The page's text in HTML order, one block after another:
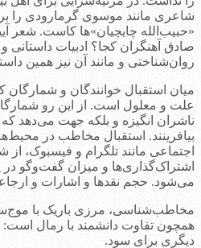
شاعری مانند موسوی گرمارودی را
«حبیب‌الله چایچیان‌»ها کاست. شعر
صادق آهنگران کجا؟ ادبیات
روان‌شناختی و مانند آن نیز همین
میان استقبال خوانندگان و شمارگان
علت و معلول است. از این رو
ناشران انگیزه و بلکه جهت می‌دهد که
بیافرینند. استقبال مخاطب در
اجتماعی مانند تلگرام و فیسبوک، از
اشتراک‌گذاری‌ها و میزان گفت‌وگو در
می‌شود. حجم نقدها و اشارات و
مخاطب‌شناسی، مرزی باریک با
همچون تفاوت دانشمند با رمال است:
دیگری برای سود.